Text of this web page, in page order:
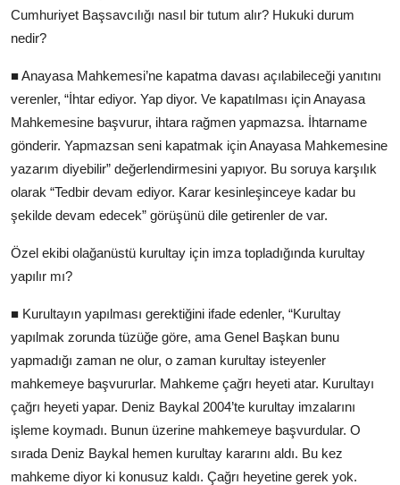
Cumhuriyet Başsavcılığı nasıl bir tutum alır? Hukuki durum
nedir?
■ Anayasa Mahkemesi’ne kapatma davası açılabileceği yanıtını
verenler, “İhtar ediyor. Yap diyor. Ve kapatılması için Anayasa
Mahkemesine başvurur, ihtara rağmen yapmazsa. İhtarname
gönderir. Yapmazsan seni kapatmak için Anayasa Mahkemesine
yazarım diyebilir” değerlendirmesini yapıyor. Bu soruya karşılık
olarak “Tedbir devam ediyor. Karar kesinleşinceye kadar bu
şekilde devam edecek” görüşünü dile getirenler de var.
Özel ekibi olağanüstü kurultay için imza topladığında kurultay
yapılır mı?
■ Kurultayın yapılması gerektiğini ifade edenler, “Kurultay
yapılmak zorunda tüzüğe göre, ama Genel Başkan bunu
yapmadığı zaman ne olur, o zaman kurultay isteyenler
mahkemeye başvururlar. Mahkeme çağrı heyeti atar. Kurultayı
çağrı heyeti yapar. Deniz Baykal 2004’te kurultay imzalarını
işleme koymadı. Bunun üzerine mahkemeye başvurdular. O
sırada Deniz Baykal hemen kurultay kararını aldı. Bu kez
mahkeme diyor ki konusuz kaldı. Çağrı heyetine gerek yok.